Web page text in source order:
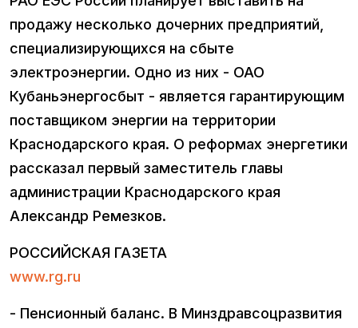
продажу несколько дочерних предприятий,
специализирующихся на сбыте
электроэнергии. Одно из них - ОАО
Кубаньэнергосбыт - является гарантирующим
поставщиком энергии на территории
Краснодарского края. О реформах энергетики
рассказал первый заместитель главы
администрации Краснодарского края
Александр Ремезков.
РОССИЙСКАЯ ГАЗЕТА
www.rg.ru
- Пенсионный баланс. В Минздравсоцразвития